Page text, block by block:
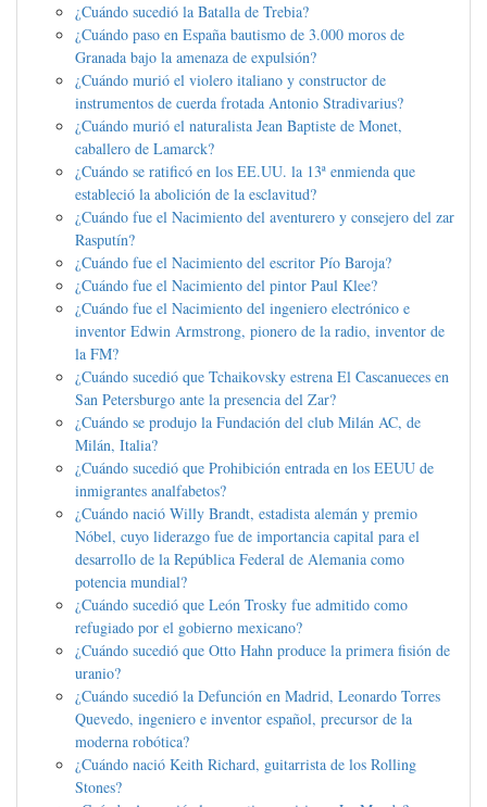
¿Cuándo sucedió la Batalla de Trebia?
¿Cuándo paso en España bautismo de 3.000 moros de
Granada bajo la amenaza de expulsión?
¿Cuándo murió el violero italiano y constructor de
instrumentos de cuerda frotada Antonio Stradivarius?
¿Cuándo murió el naturalista Jean Baptiste de Monet,
caballero de Lamarck?
¿Cuándo se ratificó en los EE.UU. la 13ª enmienda que
estableció la abolición de la esclavitud?
¿Cuándo fue el Nacimiento del aventurero y consejero del zar
Rasputín?
¿Cuándo fue el Nacimiento del escritor Pío Baroja?
¿Cuándo fue el Nacimiento del pintor Paul Klee?
¿Cuándo fue el Nacimiento del ingeniero electrónico e
inventor Edwin Armstrong, pionero de la radio, inventor de
la FM?
¿Cuándo sucedió que Tchaikovsky estrena El Cascanueces en
San Petersburgo ante la presencia del Zar?
¿Cuándo se produjo la Fundación del club Milán AC, de
Milán, Italia?
¿Cuándo sucedió que Prohibición entrada en los EEUU de
inmigrantes analfabetos?
¿Cuándo nació Willy Brandt, estadista alemán y premio
Nóbel, cuyo liderazgo fue de importancia capital para el
desarrollo de la República Federal de Alemania como
potencia mundial?
¿Cuándo sucedió que León Trosky fue admitido como
refugiado por el gobierno mexicano?
¿Cuándo sucedió que Otto Hahn produce la primera fisión de
uranio?
¿Cuándo sucedió la Defunción en Madrid, Leonardo Torres
Quevedo, ingeniero e inventor español, precursor de la
moderna robótica?
¿Cuándo nació Keith Richard, guitarrista de los Rolling
Stones?